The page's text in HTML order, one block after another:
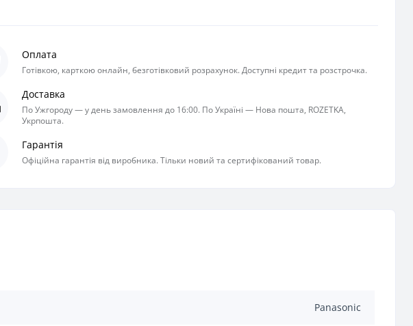
Оплата
Готівкою, карткою онлайн, безготівковий розрахунок. Доступні кредит та розстрочка.
Доставка
По Ужгороду — у день замовлення до 16:00. По Україні — Нова пошта, ROZETKA,
Укрпошта.
Гарантія
Офіційна гарантія від виробника. Тільки новий та сертифікований товар.
Panasonic